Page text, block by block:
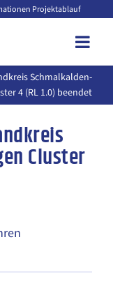
Projektablauf
Schmalkalden-
4 (RL 1.0) beendet
Cluster